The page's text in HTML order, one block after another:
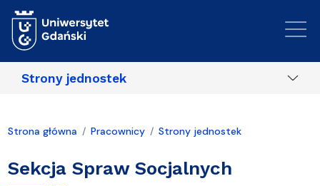
Strony jednostek
Strona główna Pracownicy Strony jednostek
Sekcja Spraw Socjalnych